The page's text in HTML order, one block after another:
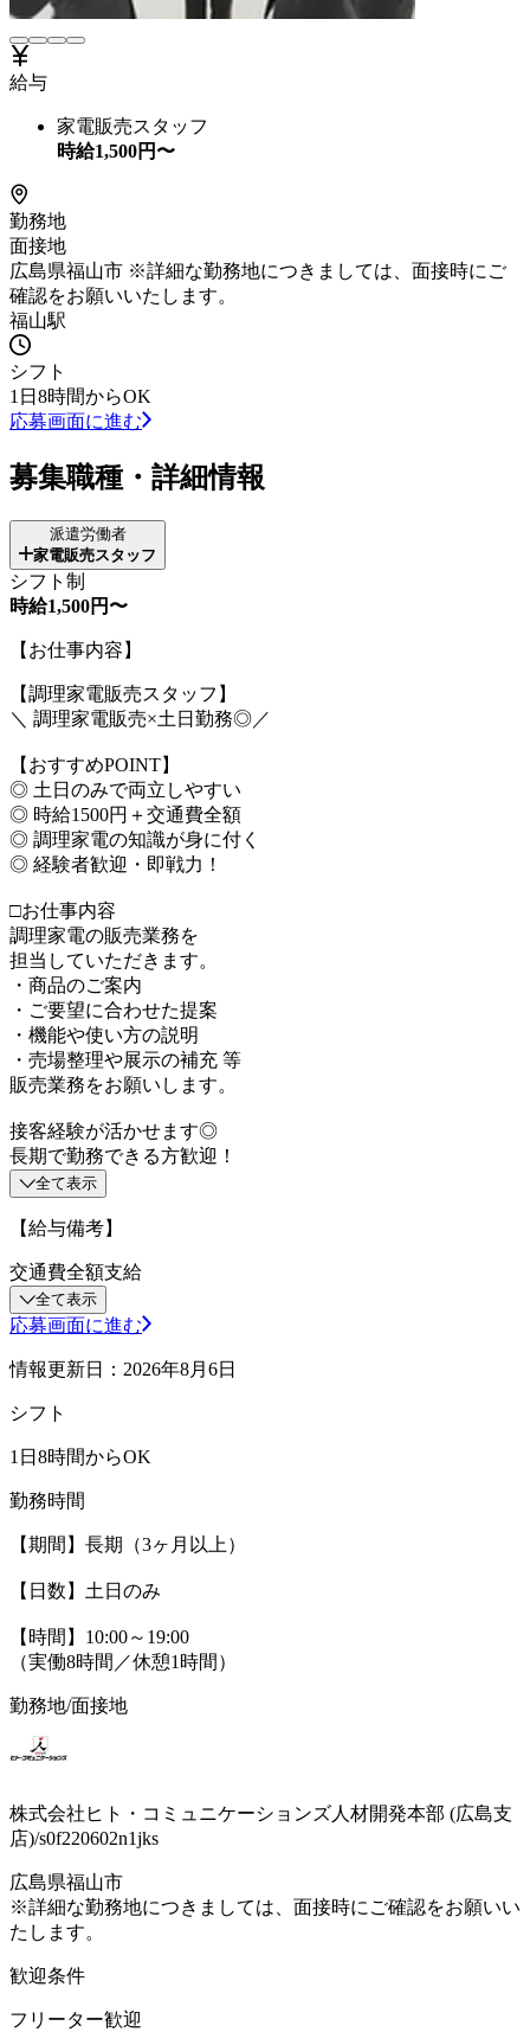
給与
家電販売スタッフ
時給1,500円〜
勤務地
面接地
広島県福山市 ※詳細な勤務地につきましては、面接時にご
確認をお願いいたします。
福山駅
シフト
1日8時間からOK
応募画面に進む
募集職種・詳細情報
派遣労働者
家電販売スタッフ
シフト制
時給1,500円〜
【お仕事内容】
【調理家電販売スタッフ】
＼ 調理家電販売×土日勤務◎／
【おすすめPOINT】
◎ 土日のみで両立しやすい
◎ 時給1500円＋交通費全額
◎ 調理家電の知識が身に付く
◎ 経験者歓迎・即戦力！
□お仕事内容
調理家電の販売業務を
担当していただきます。
・商品のご案内
・ご要望に合わせた提案
・機能や使い方の説明
・売場整理や展示の補充 等
販売業務をお願いします。
接客経験が活かせます◎
長期で勤務できる方歓迎！
全て表示
【給与備考】
交通費全額支給
全て表示
応募画面に進む
情報更新日：2026年8月6日
シフト
1日8時間からOK
勤務時間
【期間】長期（3ヶ月以上）
【日数】土日のみ
【時間】10:00～19:00
（実働8時間／休憩1時間）
勤務地/面接地
株式会社ヒト・コミュニケーションズ人材開発本部 (広島支
店)/s0f220602n1jks
広島県福山市
※詳細な勤務地につきましては、面接時にご確認をお願いい
たします。
歓迎条件
フリーター歓迎